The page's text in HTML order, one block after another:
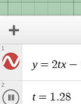
y = 2tx −
1
t = 1.44
2